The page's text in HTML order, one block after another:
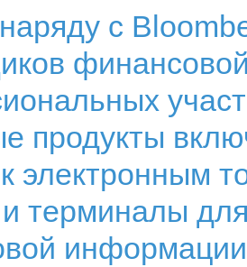
с
продукты
электронным
терминалы